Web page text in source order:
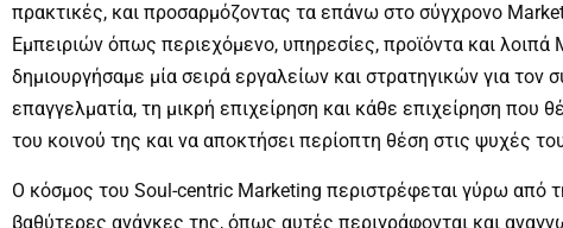
πρακτικές, και προσαρμόζοντας τα επάνω στο σύγχρονο
Εμπειριών όπως περιεχόμενο, υπηρεσίες, προϊόντα και λοιπά
δημιουργήσαμε μία σειρά εργαλείων και στρατηγικών για τον
επαγγελματία, τη μικρή επιχείρηση και κάθε επιχείρηση που
του κοινού της και να αποκτήσει περίοπτη θέση στις ψυχές
Ο κόσμος του Soul-centric Marketing περιστρέφεται γύρω από
βαθύτερες ανάγκες της, όπως αυτές περιγράφονται και